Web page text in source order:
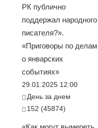
РК публично
поддержал народного
писателя?».
«Приговоры по делам
о январских
событиях»
29.01.2025 12:00
День за днем
152 (45874)